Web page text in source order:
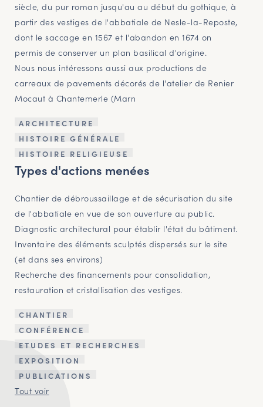
siècle, du pur roman jusqu'au au début du gothique, à
partir des vestiges de l'abbatiale de Nesle-la-Reposte,
dont le saccage en 1567 et l'abandon en 1674 on
permis de conserver un plan basilical d'origine.
Nous nous intéressons aussi aux productions de
carreaux de pavements décorés de l'atelier de Renier
Mocaut à Chantemerle (Marn
ARCHITECTURE
HISTOIRE GÉNÉRALE
HISTOIRE RELIGIEUSE
Types d'actions menées
Chantier de débroussaillage et de sécurisation du site
de l'abbatiale en vue de son ouverture au public.
Diagnostic architectural pour établir l'état du bâtiment.
Inventaire des éléments sculptés dispersés sur le site
(et dans ses environs)
Recherche des financements pour consolidation,
restauration et cristallisation des vestiges.
CHANTIER
CONFÉRENCE
ETUDES ET RECHERCHES
EXPOSITION
PUBLICATIONS
Tout voir